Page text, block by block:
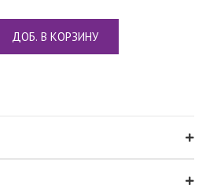
ДОБ. В КОРЗИНУ